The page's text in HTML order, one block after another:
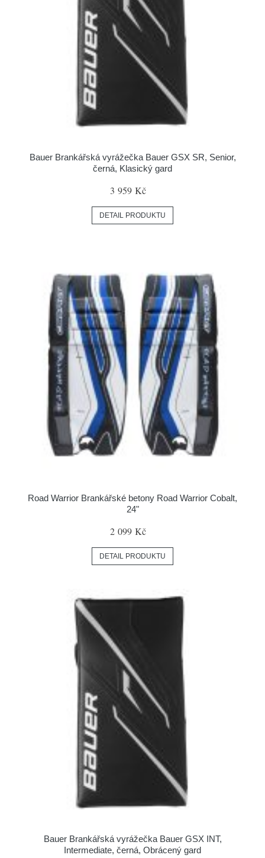
Bauer Brankářská vyrážečka Bauer GSX SR, Senior,
černá, Klasický gard
3 959 Kč
DETAIL PRODUKTU
Road Warrior Brankářské betony Road Warrior Cobalt,
24"
2 099 Kč
DETAIL PRODUKTU
Bauer Brankářská vyrážečka Bauer GSX INT,
Intermediate, černá, Obrácený gard